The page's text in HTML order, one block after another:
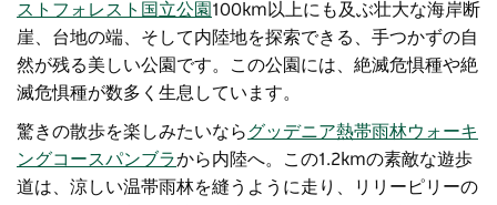
ストフォレスト国立公園 100km以上にも及ぶ壮大な海岸断
崖、台地の端、そして内陸地を探索できる、手つかずの自
然が残る美しい公園です。この公園には、絶滅危惧種や絶
滅危惧種が数多く生息しています。
驚きの散歩を楽しみたいならグッデニア熱帯雨林ウォーキ
ングコースパンブラから内陸へ。この1.2kmの素敵な遊歩
道は、涼しい温帯雨林を縫うように走り、リリーピリーの